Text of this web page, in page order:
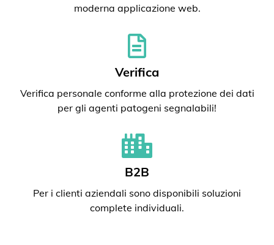
moderna applicazione web.
Verifica
Verifica personale conforme alla protezione dei dati
per gli agenti patogeni segnalabili!
B2B
Per i clienti aziendali sono disponibili soluzioni
complete individuali.